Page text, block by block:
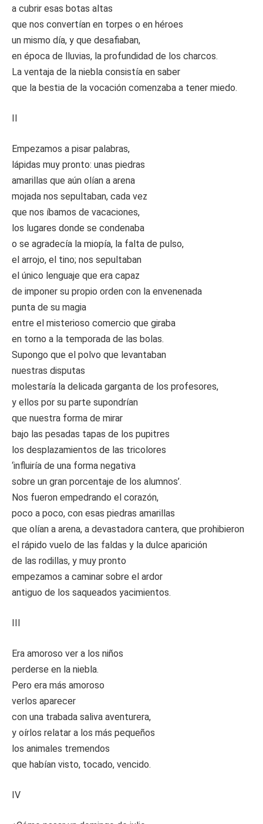
a cubrir esas botas altas
que nos convertían en torpes o en héroes
un mismo día, y que desafiaban,
en época de lluvias, la profundidad de los charcos.
La ventaja de la niebla consistía en saber
que la bestia de la vocación comenzaba a tener miedo.
II
Empezamos a pisar palabras,
lápidas muy pronto: unas piedras
amarillas que aún olían a arena
mojada nos sepultaban, cada vez
que nos íbamos de vacaciones,
los lugares donde se condenaba
o se agradecía la miopía, la falta de pulso,
el arrojo, el tino; nos sepultaban
el único lenguaje que era capaz
de imponer su propio orden con la envenenada
punta de su magia
entre el misterioso comercio que giraba
en torno a la temporada de las bolas.
Supongo que el polvo que levantaban
nuestras disputas
molestaría la delicada garganta de los profesores,
y ellos por su parte supondrían
que nuestra forma de mirar
bajo las pesadas tapas de los pupitres
los desplazamientos de las tricolores
‘influiría de una forma negativa
sobre un gran porcentaje de los alumnos’.
Nos fueron empedrando el corazón,
poco a poco, con esas piedras amarillas
que olían a arena, a devastadora cantera, que prohibieron
el rápido vuelo de las faldas y la dulce aparición
de las rodillas, y muy pronto
empezamos a caminar sobre el ardor
antiguo de los saqueados yacimientos.
III
Era amoroso ver a los niños
perderse en la niebla.
Pero era más amoroso
verlos aparecer
con una trabada saliva aventurera,
y oírlos relatar a los más pequeños
los animales tremendos
que habían visto, tocado, vencido.
IV